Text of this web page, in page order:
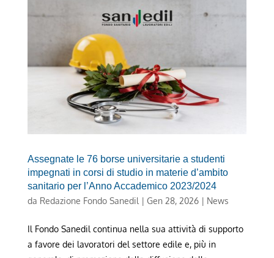
Assegnate le 76 borse universitarie a studenti
impegnati in corsi di studio in materie d’ambito
sanitario per l’Anno Accademico 2023/2024
da Redazione Fondo Sanedil | Gen 28, 2026| News
Il Fondo Sanedil continua nella sua attività di supporto
a favore dei lavoratori del settore edile e, più in